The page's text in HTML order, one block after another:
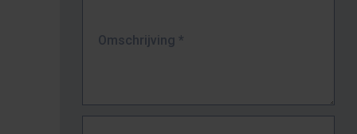
Omschrijving *